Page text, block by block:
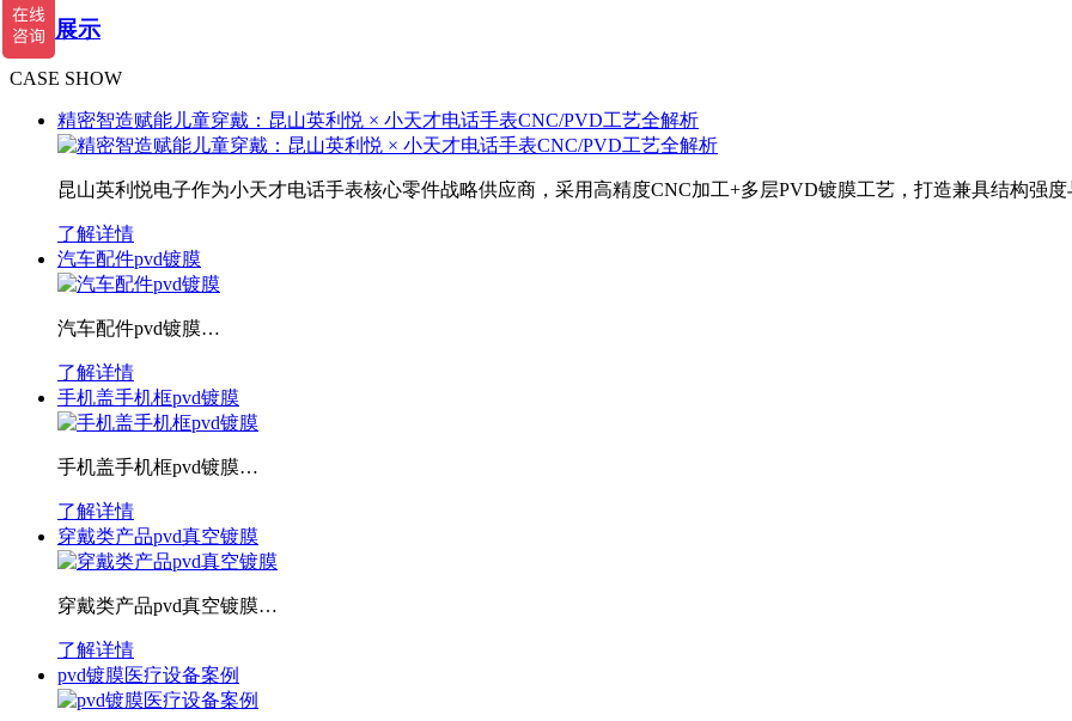
案例展示
CASE SHOW
精密智造赋能儿童穿戴：昆山英利悦 × 小天才电话手表CNC/PVD工艺全解析
昆山英利悦电子作为小天才电话手表核心零件战略供应商，采用高精度CNC加工+多层PVD镀膜工艺，打造兼具结构强
了解详情
汽车配件pvd镀膜
汽车配件pvd镀膜…
了解详情
手机盖手机框pvd镀膜
手机盖手机框pvd镀膜…
了解详情
穿戴类产品pvd真空镀膜
穿戴类产品pvd真空镀膜…
了解详情
pvd镀膜医疗设备案例